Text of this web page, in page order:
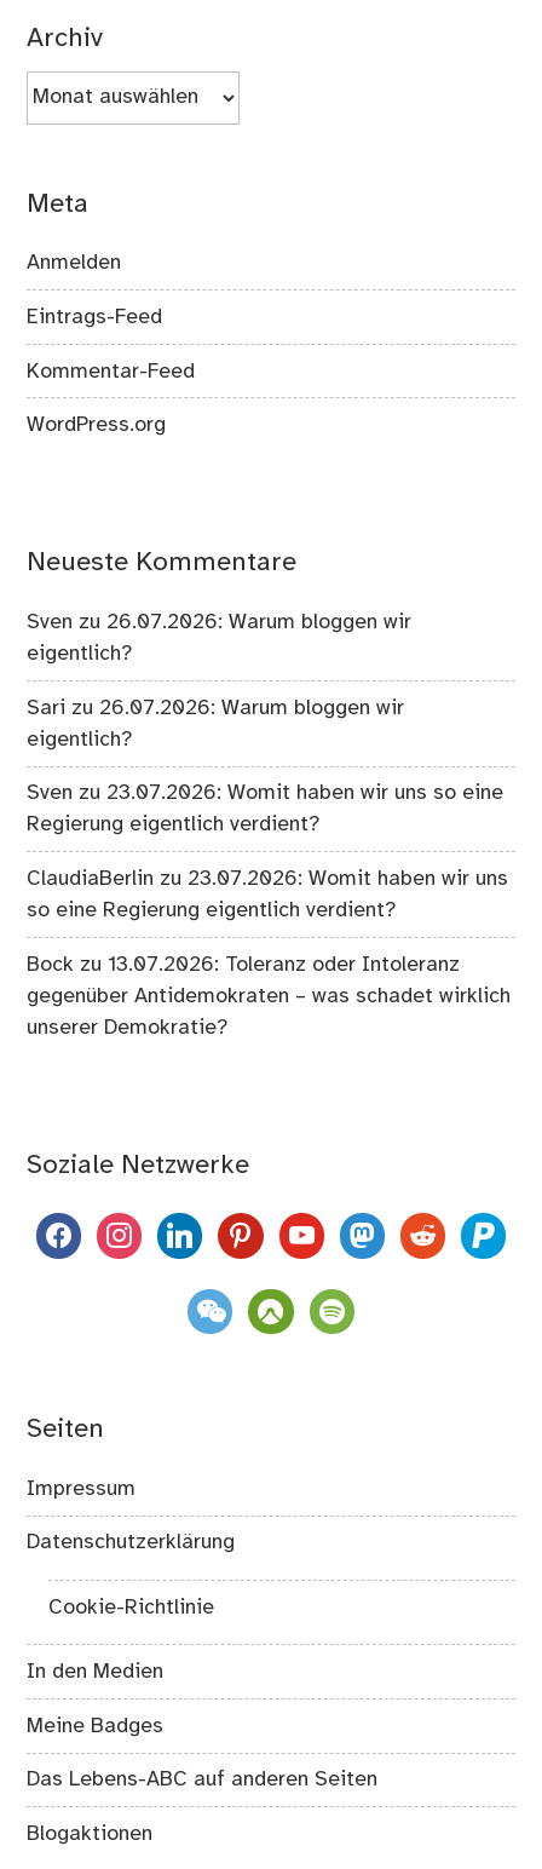
Archiv
Archiv
Meta
Anmelden
Eintrags-Feed
Kommentar-Feed
WordPress.org
Neueste Kommentare
Sven zu 26.07.2026: Warum bloggen wir
eigentlich?
Sari zu 26.07.2026: Warum bloggen wir
eigentlich?
Sven zu 23.07.2026: Womit haben wir uns so eine
Regierung eigentlich verdient?
ClaudiaBerlin zu 23.07.2026: Womit haben wir uns
so eine Regierung eigentlich verdient?
Bock zu13.07.2026: Toleranz oder Intoleranz
gegenüber Antidemokraten – was schadet wirklich
unserer Demokratie?
Soziale Netzwerke
facebookinstagramlinkedinpinterestyoutubemastodon
reddit paypal
weixin komootspotify
Seiten
Impressum
Datenschutzerklärung
Cookie-Richtlinie
In den Medien
Meine Badges
Das Lebens-ABC auf anderen Seiten
Blogaktionen